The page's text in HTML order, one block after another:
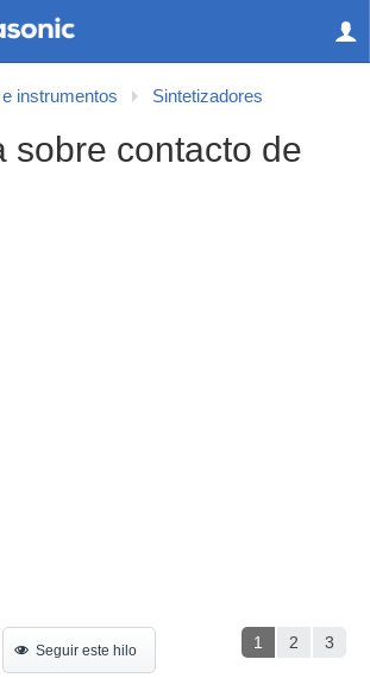
instrumentos Sintetizadores
sobre contacto de
1 2 3
Seguir este hilo